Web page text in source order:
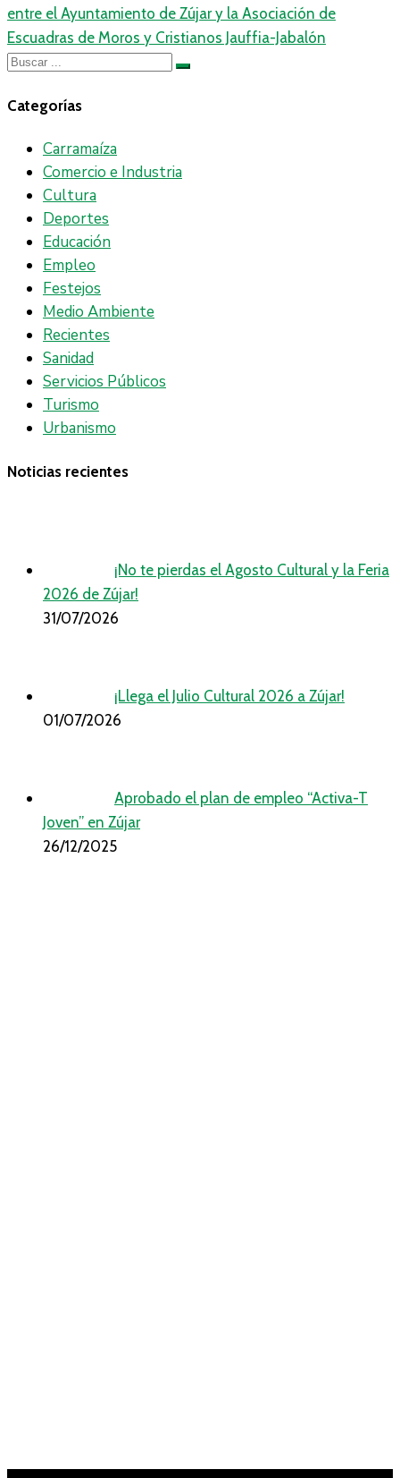
entre el Ayuntamiento de Zújar y la Asociación de
Escuadras de Moros y Cristianos Jauffia-Jabalón
Categorías
Carramaíza
Comercio e Industria
Cultura
Deportes
Educación
Empleo
Festejos
Medio Ambiente
Recientes
Sanidad
Servicios Públicos
Turismo
Urbanismo
Noticias recientes
¡No te pierdas el Agosto Cultural y la Feria
2026 de Zújar!
31/07/2026
¡Llega el Julio Cultural 2026 a Zújar!
01/07/2026
Aprobado el plan de empleo “Activa-T
Joven” en Zújar
26/12/2025